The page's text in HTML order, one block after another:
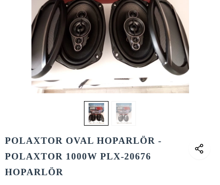
POLAXTOR OVAL HOPARLÖR -
POLAXTOR 1000W PLX-20676
HOPARLÖR